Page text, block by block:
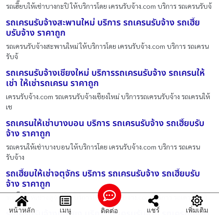
รถเฮี๊ยบให้เช่าบางกะปิ ให้บริการโดย เครนรับจ้าง.com บริการ รถเครนรับจ้
รถเครนรับจ้างสะพานใหม่ บริการ รถเครนรับจ้าง รถเฮี๊ย
บรับจ้าง ราคาถูก
รถเครนรับจ้างสะพานใหม่ ให้บริการโดย เครนรับจ้าง.com บริการ รถเครน
รับจ้
รถเครนรับจ้างเชียงใหม่ บริการรถเครนรับจ้าง รถเครนให้
เช่า ให้เช่ารถเครน ราคาถูก
เครนรับจ้าง.com รถเครนรับจ้างเชียงใหม่ บริการรถเครนรับจ้าง รถเครนให้
เช
รถเครนให้เช่าบางบอน บริการ รถเครนรับจ้าง รถเฮี๊ยบรับ
จ้าง ราคาถูก
รถเครนให้เช่าบางบอน ให้บริการโดย เครนรับจ้าง.com บริการ รถเครน
รับจ้าง
รถเฮี๊ยบให้เช่าจตุจักร บริการ รถเครนรับจ้าง รถเฮี๊ยบรับ
จ้าง ราคาถูก
รถเฮี๊ยบให้เช่าจตุจักร ให้บริการโดย เครนรับจ้าง.com บริการ รถเครนรับจ้
หน้าหลัก เมนู ติดต่อ แชร์ เพิ่มเติม